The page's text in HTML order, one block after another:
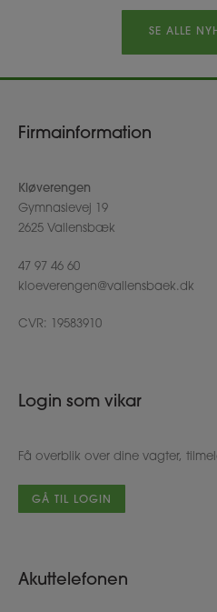
SE ALLE
Firmainformation
Kløverengen
Gymnasievej 19
2625 Vallensbæk
47 97 46 60
kloeverengen@vallensbaek.dk
CVR: 19583910
Login som vikar
Få overblik over dine vagter,
GÅ TIL LOGIN
Akuttelefonen